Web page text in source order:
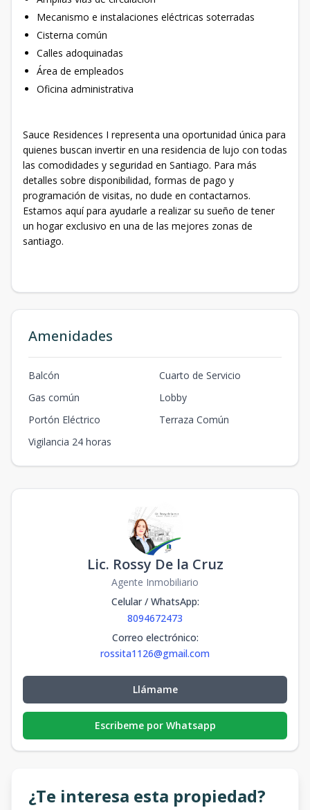
Mecanismo e instalaciones eléctricas soterradas
Cisterna común
Calles adoquinadas
Área de empleados
Oficina administrativa
Sauce Residences I representa una oportunidad única para
quienes buscan invertir en una residencia de lujo con todas
las comodidades y seguridad en Santiago. Para más
detalles sobre disponibilidad, formas de pago y
programación de visitas, no dude en contactarnos.
Estamos aquí para ayudarle a realizar su sueño de tener
un hogar exclusivo en una de las mejores zonas de
santiago.
Amenidades
Balcón
Cuarto de Servicio
Gas común
Lobby
Portón Eléctrico
Terraza Común
Vigilancia 24 horas
Lic. Rossy De la Cruz
Agente Inmobiliario
Celular / WhatsApp:
8094672473
Correo electrónico:
rossita1126@gmail.com
Llámame
Escribeme por Whatsapp
¿Te interesa esta propiedad?